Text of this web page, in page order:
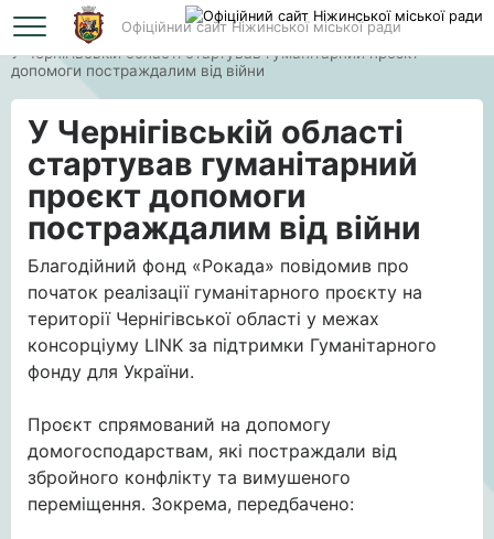
Офіційний сайт Ніжинської міської ради
Головна
У Чернігівській області стартував гуманітарний проєкт
допомоги постраждалим від війни
У Чернігівській області
стартував гуманітарний
проєкт допомоги
постраждалим від війни
Благодійний фонд «Рокада» повідомив про
початок реалізації гуманітарного проєкту на
території Чернігівської області у межах
консорціуму LINK за підтримки Гуманітарного
фонду для України.
Проєкт спрямований на допомогу
домогосподарствам, які постраждали від
збройного конфлікту та вимушеного
переміщення. Зокрема, передбачено: